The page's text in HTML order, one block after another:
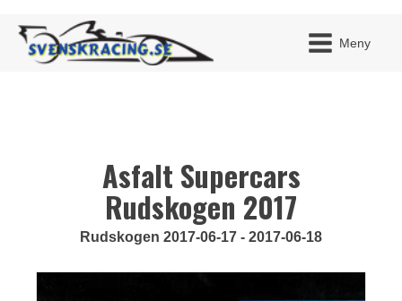
Meny
Asfalt Supercars
Rudskogen 2017
Rudskogen 2017-06-17 - 2017-06-18